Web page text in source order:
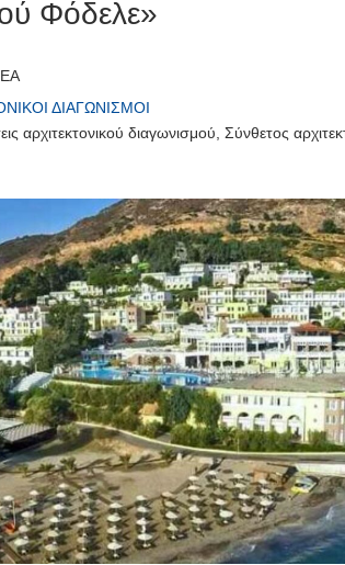
Φόδελε»
ΔΙΑΓΩΝΙΣΜΟΊ
αρχιτεκτονικού διαγωνισμού, Σύνθετος